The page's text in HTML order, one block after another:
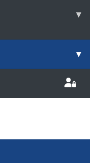
▾
▾